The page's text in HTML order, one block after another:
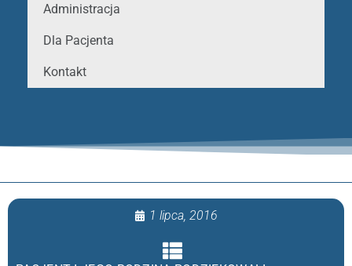
Administracja
Dla Pacjenta
Kontakt
1 lipca, 2016